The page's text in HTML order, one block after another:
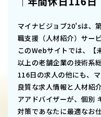
マイナビジョブ20'sは、
職支援（人材紹介）サービ
このWebサイトでは、
以上の老舗企業の技術系
116日 の求人の他にも、
良質な求人情報と人材紹
アアドバイザーが、個別
対策であなたに最適なお